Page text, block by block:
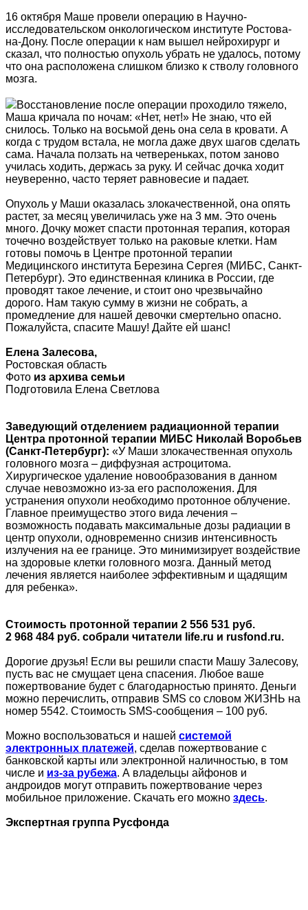
16 октября Маше провели операцию в Научно-
исследовательском онкологическом институте Ростова-
на-Дону. После операции к нам вышел нейрохирург и
сказал, что полностью опухоль убрать не удалось, потому
что она расположена слишком близко к стволу головного
мозга.
Восстановление после операции проходило тяжело,
Маша кричала по ночам: «Нет, нет!» Не знаю, что ей
снилось. Только на восьмой день она села в кровати. А
когда с трудом встала, не могла даже двух шагов сделать
сама. Начала ползать на четвереньках, потом заново
училась ходить, держась за руку. И сейчас дочка ходит
неуверенно, часто теряет равновесие и падает.
Опухоль у Маши оказалась злокачественной, она опять
растет, за месяц увеличилась уже на 3 мм. Это очень
много. Дочку может спасти протонная терапия, которая
точечно воздействует только на раковые клетки. Нам
готовы помочь в Центре протонной терапии
Медицинского института Березина Сергея (МИБС, Санкт-
Петербург). Это единственная клиника в России, где
проводят такое лечение, и стоит оно чрезвычайно
дорого. Нам такую сумму в жизни не собрать, а
промедление для нашей девочки смертельно опасно.
Пожалуйста, спасите Машу! Дайте ей шанс!
Елена Залесова,
Ростовская область
Фото из архива семьи
Подготовила Елена Светлова
Заведующий отделением радиационной терапии
Центра протонной терапии МИБС Николай Воробьев
(Санкт-Петербург): «У Маши злокачественная опухоль
головного мозга – диффузная астроцитома.
Хирургическое удаление новообразования в данном
случае невозможно из-за его расположения. Для
устранения опухоли необходимо протонное облучение.
Главное преимущество этого вида лечения –
возможность подавать максимальные дозы радиации в
центр опухоли, одновременно снизив интенсивность
излучения на ее границе. Это минимизирует воздействие
на здоровые клетки головного мозга. Данный метод
лечения является наиболее эффективным и щадящим
для ребенка».
Стоимость протонной терапии 2 556 531 руб.
2 968 484 руб. собрали читатели life.ru и rusfond.ru.
Дорогие друзья! Если вы решили спасти Машу Залесову,
пусть вас не смущает цена спасения. Любое ваше
пожертвование будет с благодарностью принято. Деньги
можно перечислить, отправив SMS со словом ЖИЗНЬ на
номер 5542. Стоимость SMS-cообщения – 100 руб.
Можно воспользоваться и нашей системой
электронных платежей, сделав пожертвование с
банковской карты или электронной наличностью, в том
числе и из-за рубежа. А владельцы айфонов и
андроидов могут отправить пожертвование через
мобильное приложение. Скачать его можно здесь.
Экспертная группа Русфонда